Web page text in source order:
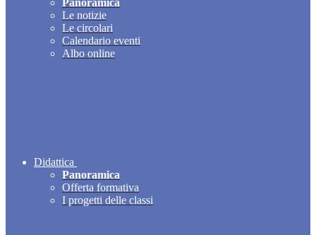
Panoramica
Le notizie
Le circolari
Calendario eventi
Albo online
Didattica
Panoramica
Offerta formativa
I progetti delle classi